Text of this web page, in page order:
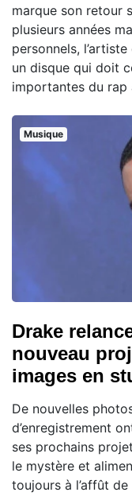
marque son retour
plusieurs années
personnels,
un disque qui doit
importantes du rap
Musique
Drake
nouveau
images en
De nouvelles
d’enregistrement
ses prochains
le mystère et
toujours à l’affût